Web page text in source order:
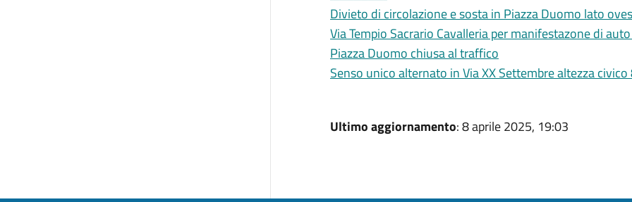
Divieto di circolazione e sosta in Piazza Duomo lato
Via Tempio Sacrario Cavalleria per manifestazone di
Piazza Duomo chiusa al traffico
Senso unico alternato in Via XX Settembre altezza
Ultimo aggiornamento: 8 aprile 2025, 19:03